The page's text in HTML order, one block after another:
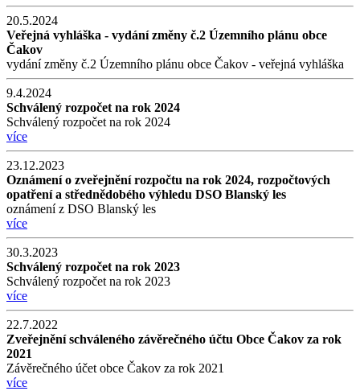
20.5.2024
Veřejná vyhláška - vydání změny č.2 Územního plánu obce
Čakov
vydání změny č.2 Územního plánu obce Čakov - veřejná vyhláška
9.4.2024
Schválený rozpočet na rok 2024
Schválený rozpočet na rok 2024
více
23.12.2023
Oznámení o zveřejnění rozpočtu na rok 2024, rozpočtových
opatření a střednědobého výhledu DSO Blanský les
oznámení z DSO Blanský les
více
30.3.2023
Schválený rozpočet na rok 2023
Schválený rozpočet na rok 2023
více
22.7.2022
Zveřejnění schváleného závěrečného účtu Obce Čakov za rok
2021
Závěrečného účet obce Čakov za rok 2021
více